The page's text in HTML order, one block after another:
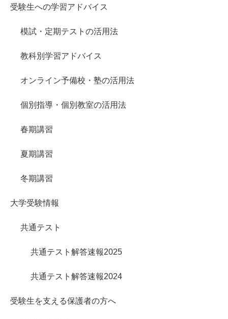
受験生への学習アドバイス
模試・定期テストの活用法
教科別学習アドバイス
オンライン予備校・塾の活用法
個別指導・個別教室の活用法
春期講習
夏期講習
冬期講習
大学受験情報
共通テスト
共通テスト解答速報2025
共通テスト解答速報2024
受験生を支える保護者の方へ